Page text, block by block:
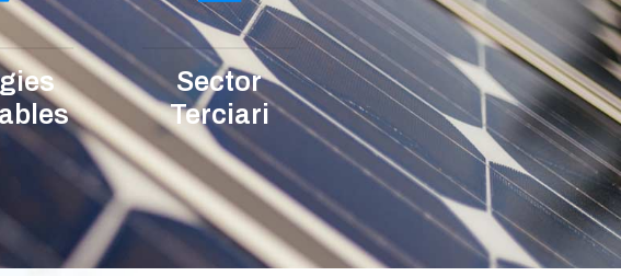
Sector
Terciari